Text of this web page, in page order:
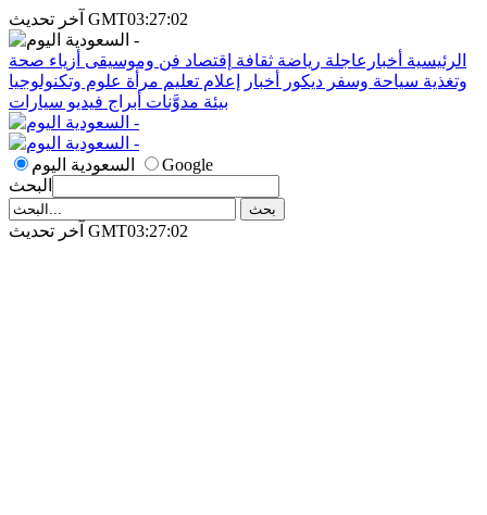
آخر تحديث GMT03:27:02
الرئيسية أخبارعاجلة رياضة ثقافة إقتصاد فن وموسيقى أزياء صحة
وتغذية سياحة وسفر ديكور أخبار إعلام تعليم مرأة علوم وتكنولوجيا
بيئة مدوَّنات أبراج فيديو سيارات
السعودية اليوم
Google
البحث
آخر تحديث GMT03:27:02